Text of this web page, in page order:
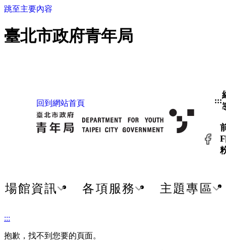
跳至主要內容
臺北市政府青年局
回到網站首頁 :::
場館資訊 各項服務 主題專區
:::
抱歉，找不到您要的頁面。